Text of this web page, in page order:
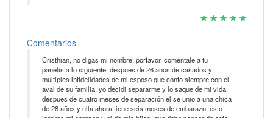
Comentarios
Cristhian, no digas mi nombre. porfavor, comentale a tu
panelista lo siguiente: despues de 26 años de casados y
multiples infidelidades de mi esposo que conto siempre con el
aval de su familia, yo decidi separarme y lo saque de mi vida,
despues de cuatro meses de separación el se unio a una chica
de 28 años y ella ahora tiene seis meses de embarazo, esto